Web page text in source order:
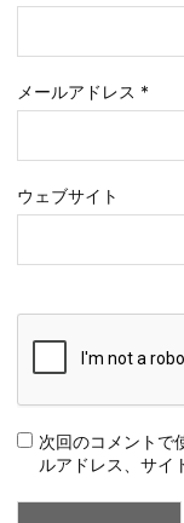
メールアドレス *
ウェブサイト
次回のコメントで
ルアドレス、サイ